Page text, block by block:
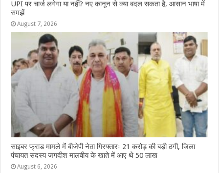
UPI पर चार्ज लगेगा या नहीं? नए कानून से क्या बदल सकता है, आसान भाषा में
समझें
August 7, 2026
साइबर फ्राड मामले में बीजेपी नेता गिरफ्तारः 21 करोड़ की बड़ी ठगी, जिला
पंचायत सदस्य जगदीश मालवीय के खाते में आए थे 50 लाख
August 6, 2026